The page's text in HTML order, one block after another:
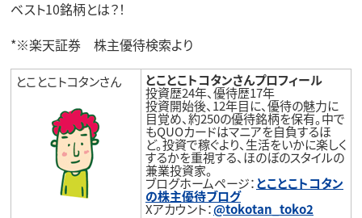
ベスト10銘柄とは？！
*※楽天証券 株主優待検索より
とことこトコタンさん とことこトコタンさんプロフィール
投資歴24年、優待歴17年
投資開始後、12年目に、優待の魅力に
目覚め、約250の優待銘柄を保有。中で
もQUOカードはマニアを自負するほ
ど。投資で稼ぐより、生活をいかに楽しく
するかを重視する、ほのぼのスタイルの
兼業投資家。
ブログホームページ：とことこトコタン
の株主優待ブログ
Xアカウント：@tokotan_toko2